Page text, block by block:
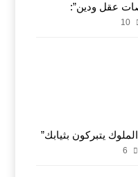
عقل ودين”:
10
يتبركون بثيابك”
6